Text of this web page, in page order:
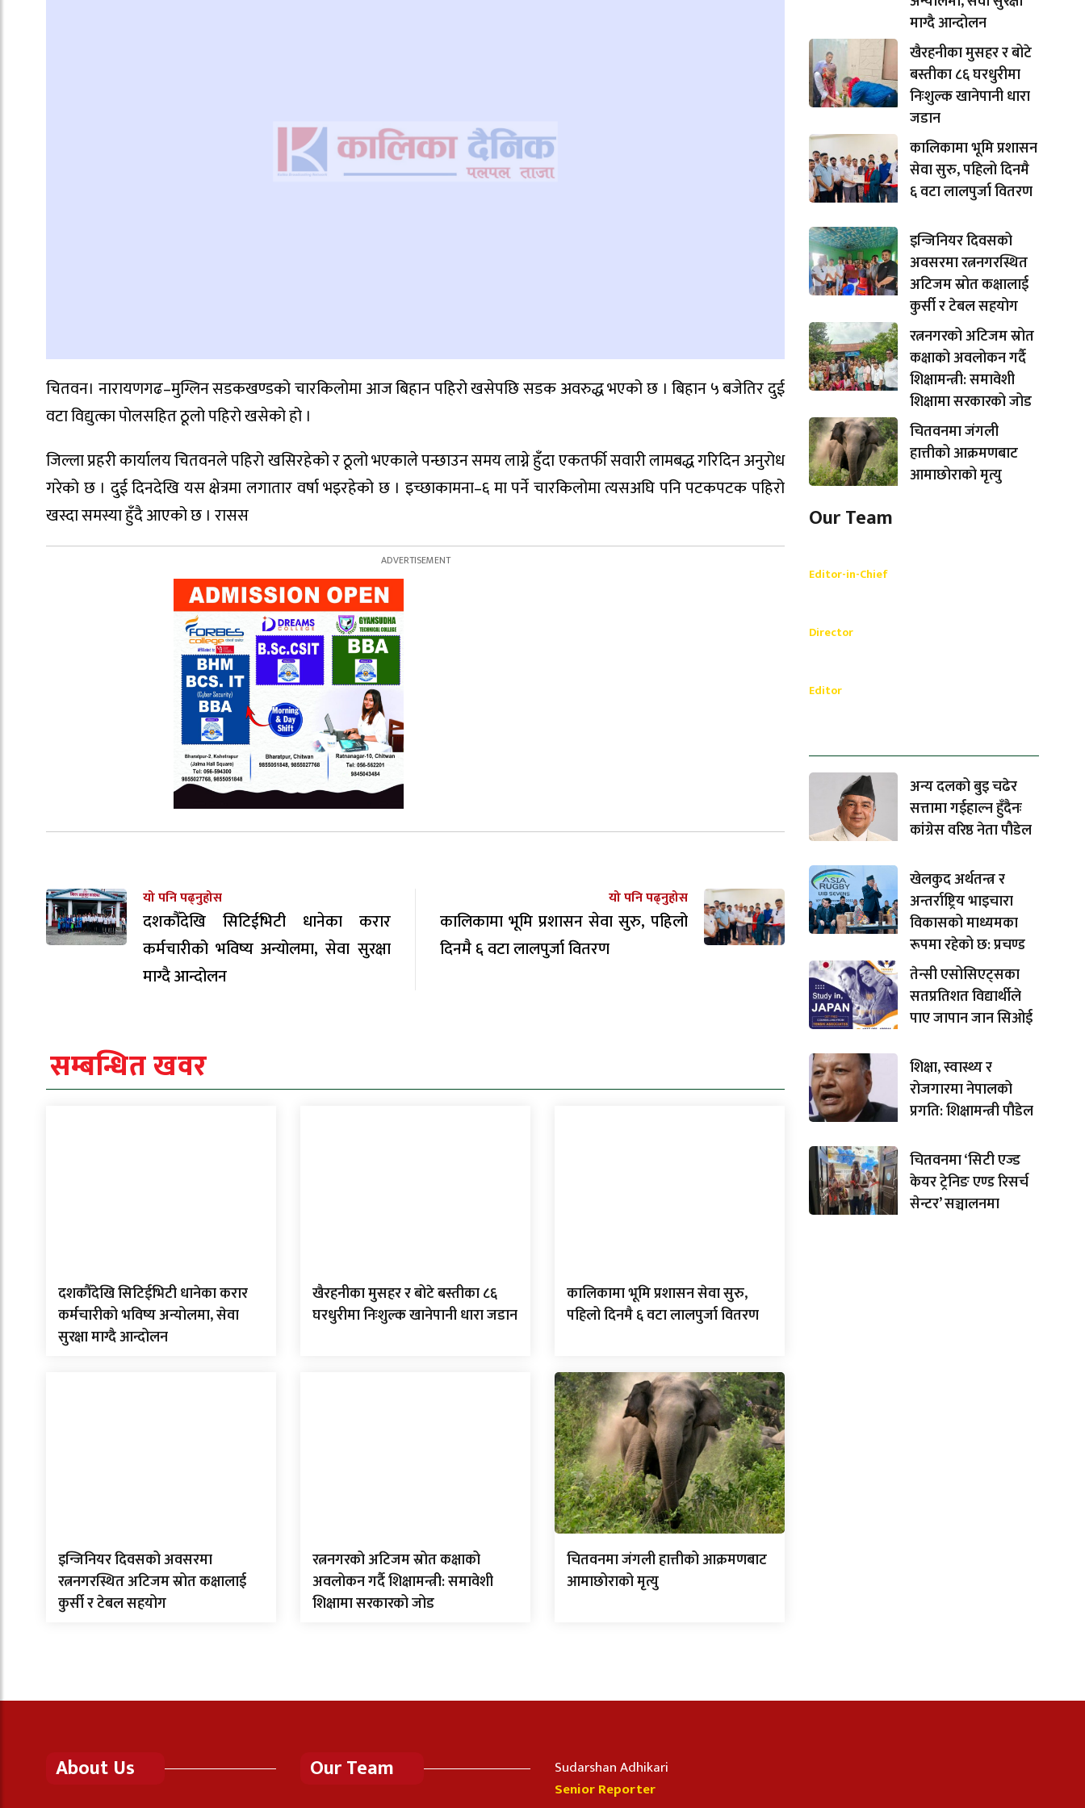
चितवन। नारायणगढ–मुग्लिन सडकखण्डको चारकिलोमा आज बिहान पहिरो खसेपछि सडक अवरुद्ध भएको छ । बिहान ५ बजेतिर दुई
वटा विद्युत्का पोलसहित ठूलो पहिरो खसेको हो ।
जिल्ला प्रहरी कार्यालय चितवनले पहिरो खसिरहेको र ठूलो भएकाले पन्छाउन समय लाग्ने हुँदा एकतर्फी सवारी लामबद्ध गरिदिन अनुरोध
गरेको छ । दुई दिनदेखि यस क्षेत्रमा लगातार वर्षा भइरहेको छ । इच्छाकामना–६ मा पर्ने चारकिलोमा त्यसअघि पनि पटकपटक पहिरो
खस्दा समस्या हुँदै आएको छ । रासस
यो पनि पढ्नुहोस
दशकौँदेखि सिटिईभिटी धानेका करार
कर्मचारीको भविष्य अन्योलमा, सेवा सुरक्षा
माग्दै आन्दोलन
यो पनि पढ्नुहोस
कालिकामा भूमि प्रशासन सेवा सुरु, पहिलो
दिनमै ६ वटा लालपुर्जा वितरण
सम्बन्धित खवर
दशकौँदेखि सिटिईभिटी धानेका करार
कर्मचारीको भविष्य अन्योलमा, सेवा
सुरक्षा माग्दै आन्दोलन
खैरहनीका मुसहर र बोटे बस्तीका ८६
घरधुरीमा निःशुल्क खानेपानी धारा जडान
कालिकामा भूमि प्रशासन सेवा सुरु,
पहिलो दिनमै ६ वटा लालपुर्जा वितरण
इन्जिनियर दिवसको अवसरमा
रत्ननगरस्थित अटिजम स्रोत कक्षालाई
कुर्सी र टेबल सहयोग
रत्ननगरको अटिजम स्रोत कक्षाको
अवलोकन गर्दै शिक्षामन्त्री: समावेशी
शिक्षामा सरकारको जोड
चितवनमा जंगली हात्तीको आक्रमणबाट
आमाछोराको मृत्यु
माग्दै आन्दोलन
खैरहनीका मुसहर र बोटे
बस्तीका ८६ घरधुरीमा
निःशुल्क खानेपानी धारा
जडान
कालिकामा भूमि प्रशासन
सेवा सुरु, पहिलो दिनमै
६ वटा लालपुर्जा वितरण
इन्जिनियर दिवसको
अवसरमा रत्ननगरस्थित
अटिजम स्रोत कक्षालाई
कुर्सी र टेबल सहयोग
रत्ननगरको अटिजम स्रोत
कक्षाको अवलोकन गर्दै
शिक्षामन्त्री: समावेशी
शिक्षामा सरकारको जोड
चितवनमा जंगली
हात्तीको आक्रमणबाट
आमाछोराको मृत्यु
Our Team
Editor-in-Chief
Director
Editor
अन्य दलको बुइ चढेर
सत्तामा गईहाल्न हुँदैनः
कांग्रेस वरिष्ठ नेता पौडेल
खेलकुद अर्थतन्त्र र
अन्तर्राष्ट्रिय भाइचारा
विकासको माध्यमका
रूपमा रहेको छ: प्रचण्ड
तेन्सी एसोसिएट्सका
सतप्रतिशत विद्यार्थीले
पाए जापान जान सिओई
शिक्षा, स्वास्थ्य र
रोजगारमा नेपालको
प्रगति: शिक्षामन्त्री पौडेल
चितवनमा ‘सिटी एज्ड
केयर ट्रेनिङ एण्ड रिसर्च
सेन्टर’ सञ्चालनमा
About Us Our Team
Sudarshan Adhikari
Senior Reporter